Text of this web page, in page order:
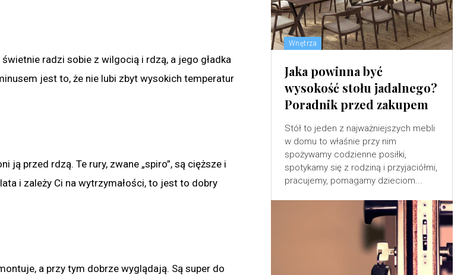
radzi sobie z wilgocią i rdzą, a jego gładka
jest to, że nie lubi zbyt wysokich temperatur
ją przed rdzą. Te rury, zwane „spiro”, są cięższe i
i zależy Ci na wytrzymałości, to jest to dobry
a przy tym dobrze wyglądają. Są super do
Wnętrza
Jaka powinna być
wysokość stołu jadalnego?
Poradnik przed zakupem
Stół to jeden z najważniejszych mebli
w domu to właśnie przy nim
spożywamy codzienne posiłki,
spotykamy się z rodziną i przyjaciółmi,
pracujemy, pomagamy dzieciom...